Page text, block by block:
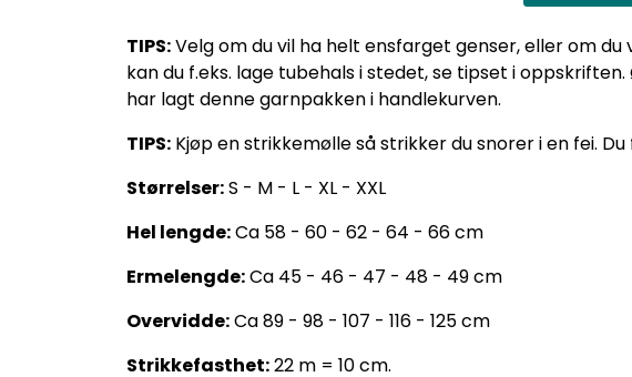
TIPS:Velg om du vil ha helt ensfarget genser, eller om
kan du f.eks. lage tubehals i stedet, se tipset i
har lagt denne garnpakken i handlekurven.
TIPS: Kjøp en strikkemølle så strikker du snorer i en fei.
Størrelser:S - M - L - XL - XXL
Hel lengde:Ca 58 - 60 - 62 - 64 - 66 cm
Ermelengde:Ca 45 - 46 - 47 - 48 - 49 cm
Overvidde:Ca 89 - 98 - 107 - 116 - 125 cm
Strikkefasthet:22 m = 10 cm.